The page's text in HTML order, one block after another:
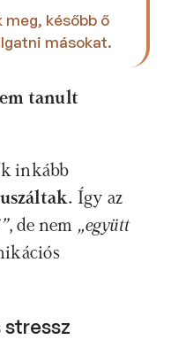
később ő
másokat.
tanult
Így az
, de nem „együtt
stressz